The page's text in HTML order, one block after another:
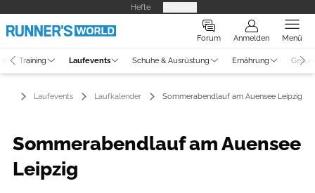
Hefte
Forum Anmelden Menü
Training Laufevents Schuhe & Ausrüstung Ernährung
Laufevents Laufkalender Sommerabendlauf am Auensee Leipzig
Sommerabendlauf am Auensee
Leipzig